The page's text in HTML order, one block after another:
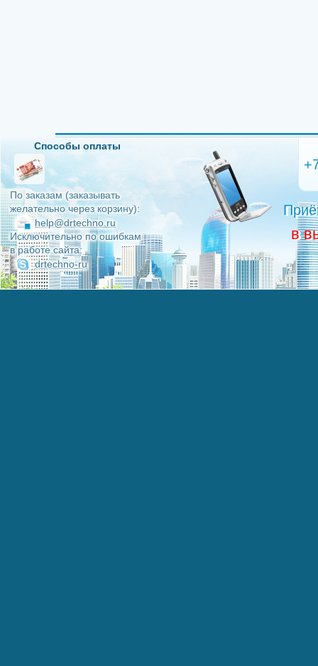
Способы оплаты
По заказам (заказывать
желательно через корзину):
help@drtechno.ru
Исключительно по ошибкам
в работе сайта:
drtechno-ru
в